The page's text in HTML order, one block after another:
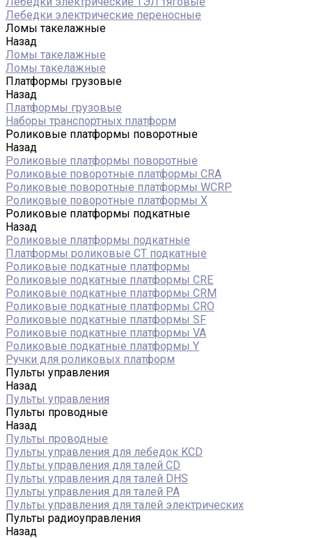
Лебедки электрические переносные
Ломы такелажные
Назад
Ломы такелажные
Ломы такелажные
Платформы грузовые
Назад
Платформы грузовые
Наборы транспортных платформ
Роликовые платформы поворотные
Назад
Роликовые платформы поворотные
Роликовые поворотные платформы CRA
Роликовые поворотные платформы WCRP
Роликовые поворотные платформы X
Роликовые платформы подкатные
Назад
Роликовые платформы подкатные
Платформы роликовые СТ подкатные
Роликовые подкатные платформы
Роликовые подкатные платформы CRE
Роликовые подкатные платформы CRM
Роликовые подкатные платформы CRO
Роликовые подкатные платформы SF
Роликовые подкатные платформы VA
Роликовые подкатные платформы Y
Ручки для роликовых платформ
Пульты управления
Назад
Пульты управления
Пульты проводные
Назад
Пульты проводные
Пульты управления для лебедок KCD
Пульты управления для талей CD
Пульты управления для талей DHS
Пульты управления для талей РА
Пульты управления для талей электрических
Пульты радиоуправления
Назад